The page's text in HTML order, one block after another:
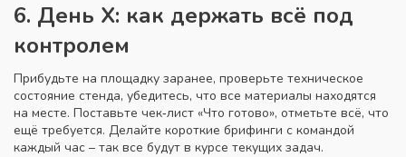
6. День Х: как держать всё под
контролем
Прибудьте на площадку заранее, проверьте техническое
состояние стенда, убедитесь, что все материалы находятся
на месте. Поставьте чек‑лист «Что готово», отметьте всё, что
ещё требуется. Делайте короткие брифинги с командой
каждый час – так все будут в курсе текущих задач.